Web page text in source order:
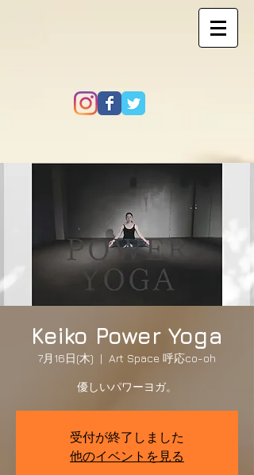
Keiko Power Yoga
7月16日(木)
  |
Art Space 呼応co-oh
優しいパワーヨガ。
受付が終了しました
他のイベントを見る